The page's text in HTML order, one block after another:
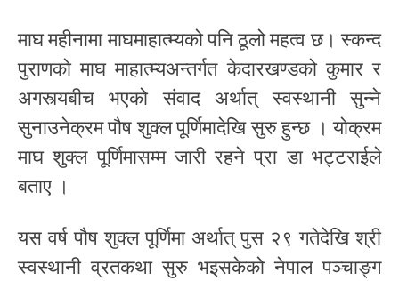
माघ महीनामा माघमाहात्म्यको पनि ठूलो महत्व छ। स्कन्द
पुराणको माघ माहात्म्यअन्तर्गत केदारखण्डको कुमार र
अगस्त्यबीच भएको संवाद अर्थात् स्वस्थानी सुन्ने
सुनाउनेक्रम पौष शुक्ल पूर्णिमादेखि सुरु हुन्छ । योक्रम
माघ शुक्ल पूर्णिमासम्म जारी रहने प्रा डा भट्टराईले
बताए ।
यस वर्ष पौष शुक्ल पूर्णिमा अर्थात् पुस २९ गतेदेखि श्री
स्वस्थानी व्रतकथा सुरु भइसकेको नेपाल पञ्चाङ्ग